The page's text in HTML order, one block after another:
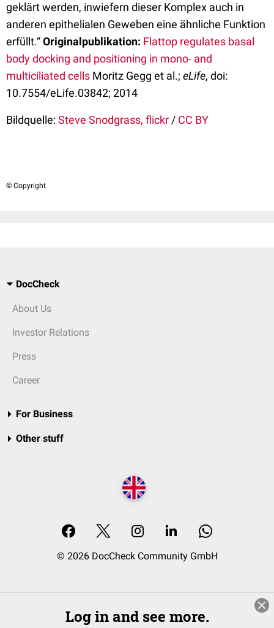
geklärt werden, inwiefern dieser Komplex auch in
anderen epithelialen Geweben eine ähnliche Funktion
erfüllt.“Originalpublikation: Flattop regulates basal
body docking and positioning in mono- and
multiciliated cells Moritz Gegg et al.; eLife, doi:
10.7554/eLife.03842; 2014
Bildquelle:Steve Snodgrass, flickr / CC BY
© Copyright
DocCheck
About Us
Investor Relations
Press
Career
For Business
Other stuff
© 2026 DocCheck Community GmbH
Log in and see more.